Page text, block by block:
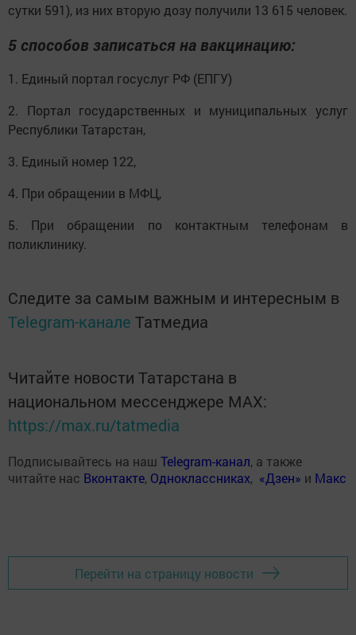
сутки 591), из них вторую дозу получили 13 615 человек.
5 способов записаться на вакцинацию:
1. Единый портал госуслуг РФ (ЕПГУ)
2. Портал государственных и муниципальных услуг
Республики Татарстан,
3. Единый номер 122,
4. При обращении в МФЦ,
5. При обращении по контактным телефонам в
поликлинику.
Следите за самым важным и интересным в
Telegram-канале Татмедиа
Читайте новости Татарстана в
национальном мессенджере MАХ:
https://max.ru/tatmedia
Подписывайтесь на наш Telegram-канал, а также
читайте нас Вконтакте, Одноклассниках, «Дзен» и Макс
Перейти на страницу новости